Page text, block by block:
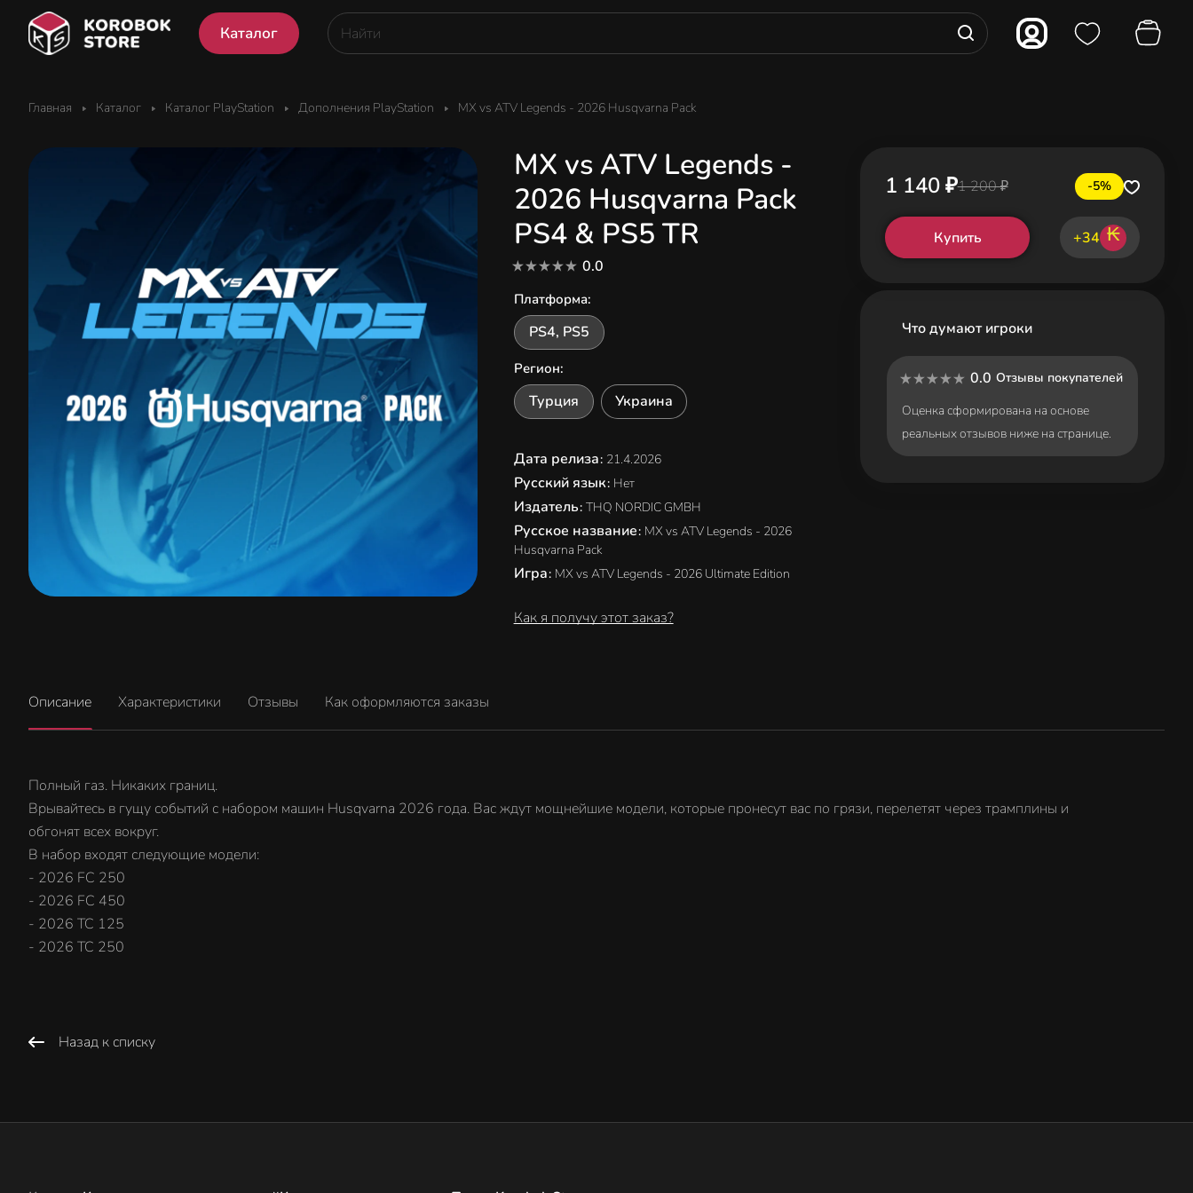
Каталог
Главная Каталог Каталог PlayStation Дополнения PlayStation MX vs ATV Legends - 2026 Husqvarna Pack
MX vs ATV Legends -
2026 Husqvarna Pack
PS4 & PS5 TR
0.0
Платформа:
PS4, PS5
Регион:
Турция Украина
Дата релиза: 21.4.2026
Русский язык: Нет
Издатель: THQ NORDIC GMBH
Русское название: MX vs ATV Legends - 2026
Husqvarna Pack
Игра: MX vs ATV Legends - 2026 Ultimate Edition
Как я получу этот заказ?
1 140 ₽1 200 ₽ -5%
Купить +34 ₭
Что думают игроки
0.0 Отзывы покупателей
Оценка сформирована на основе
реальных отзывов ниже на странице.
Описание Характеристики Отзывы Как оформляются заказы
Полный газ. Никаких границ.
Врывайтесь в гущу событий с набором машин Husqvarna 2026 года. Вас ждут мощнейшие модели, которые пронесут вас по грязи, перелетят через трамплины и
обгонят всех вокруг.
В набор входят следующие модели:
- 2026 FC 250
- 2026 FC 450
- 2026 TC 125
- 2026 TC 250
Назад к списку